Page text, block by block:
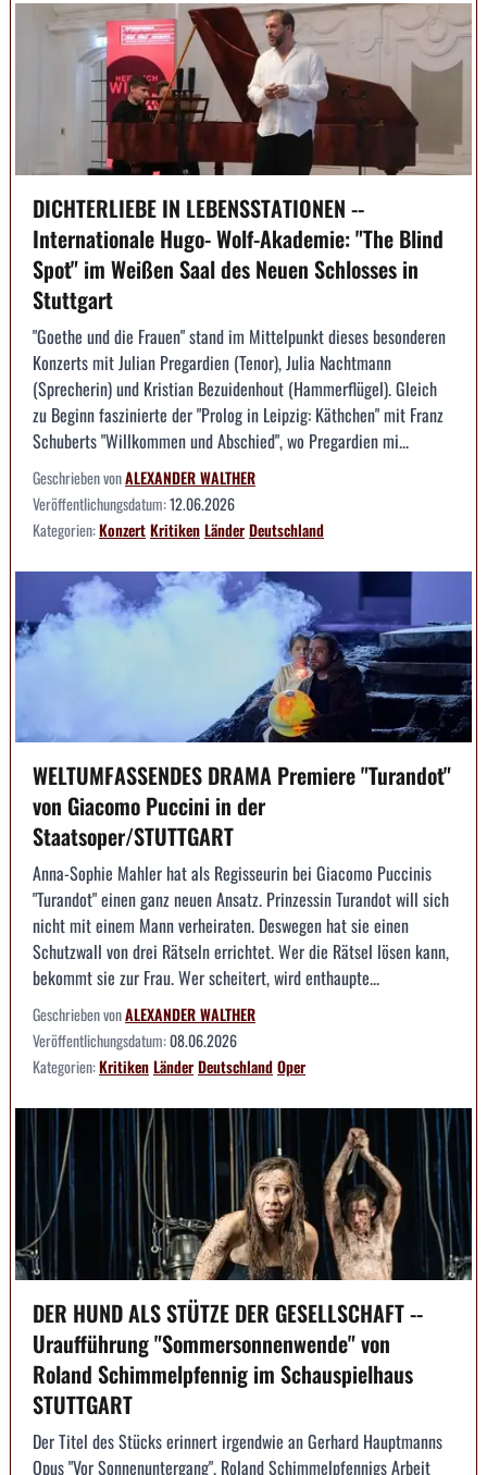
DICHTERLIEBE IN LEBENSSTATIONEN --
Internationale Hugo- Wolf-Akademie: "The Blind
Spot" im Weißen Saal des Neuen Schlosses in
Stuttgart
"Goethe und die Frauen" stand im Mittelpunkt dieses besonderen
Konzerts mit Julian Pregardien (Tenor), Julia Nachtmann
(Sprecherin) und Kristian Bezuidenhout (Hammerflügel). Gleich
zu Beginn faszinierte der "Prolog in Leipzig: Käthchen" mit Franz
Schuberts "Willkommen und Abschied", wo Pregardien mi...
Geschrieben vonALEXANDER WALTHER
Veröffentlichungsdatum:12.06.2026
Kategorien:KonzertKritikenLänderDeutschland
WELTUMFASSENDES DRAMA Premiere "Turandot"
von Giacomo Puccini in der
Staatsoper/STUTTGART
Anna-Sophie Mahler hat als Regisseurin bei Giacomo Puccinis
"Turandot" einen ganz neuen Ansatz. Prinzessin Turandot will sich
nicht mit einem Mann verheiraten. Deswegen hat sie einen
Schutzwall von drei Rätseln errichtet. Wer die Rätsel lösen kann,
bekommt sie zur Frau. Wer scheitert, wird enthaupte...
Geschrieben vonALEXANDER WALTHER
Veröffentlichungsdatum:08.06.2026
Kategorien:KritikenLänderDeutschlandOper
DER HUND ALS STÜTZE DER GESELLSCHAFT --
Uraufführung "Sommersonnenwende" von
Roland Schimmelpfennig im Schauspielhaus
STUTTGART
Der Titel des Stücks erinnert irgendwie an Gerhard Hauptmanns
Opus "Vor Sonnenuntergang". Roland Schimmelpfennigs Arbeit